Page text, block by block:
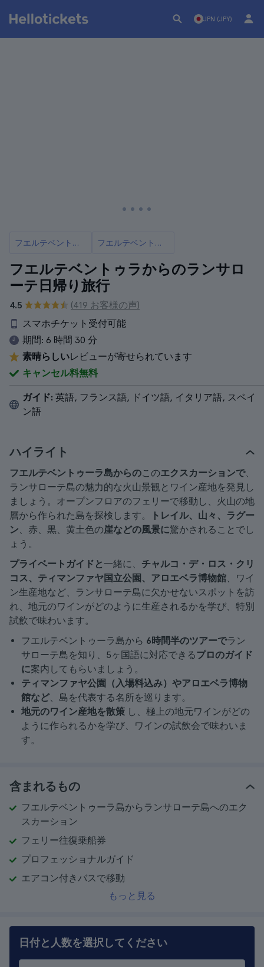
JPN (JPY)
フエルテベントゥラ フエルテベントゥラ発ランサローテ観光クルーズ
フエルテベントゥラからのランサロ
ーテ日帰り旅行
4.5
(419 お客様の声)
スマホチケット受付可能
期間: 6 時間 30 分
素晴らしいレビューが寄せられています
キャンセル料無料
ガイド: 英語, フランス語, ドイツ語, イタリア語, スペイ
ン語
ハイライト
フエルテベントゥーラ島からのこのエクスカーションで、
ランサローテ島の魅力的な火山景観とワイン産地を発見し
ましょう。オープンフロアのフェリーで移動し、火山の地
層から作られた島を探検します。
トレイル、山々、ラグー
ン、赤、黒、黄土色の崖などの風景に驚かされることでし
ょう。
プライベートガイドと 一緒に、 チャルコ・デ・ロス・クリ
コス、ティマンファヤ国立公園、アロエベラ博物館、ワイ
ン生産地など、ランサローテ島に欠かせないスポットを訪
れ、地元のワインがどのように生産されるかを学び、特別
試飲で味わいます。
フエルテベントゥーラ島から 6時間半のツアーでラン
サローテ島を知り、5ヶ国語に対応できるプロのガイド
に案内してもらいましょう。
ティマンファヤ公園（入場料込み）やアロエベラ博物
館など、島を代表する名所を巡ります。
地元のワイン産地を散策 し、極上の地元ワインがどの
ように作られるかを学び、ワインの試飲会で味わいま
す。
含まれるもの
フエルテベントゥーラ島からランサローテ島へのエク
スカーション
フェリー往復乗船券
プロフェッショナルガイド
エアコン付きバスで移動
もっと見る
日付と人数を選択してください